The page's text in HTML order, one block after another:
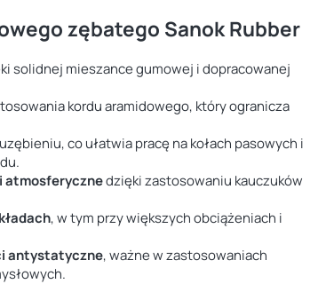
zębatego Sanok Rubber
solidnej mieszance gumowej i dopracowanej
kordu aramidowego, który ogranicza
co ułatwia pracę na kołach pasowych i
atmosferycznedzięki zastosowaniu kauczuków
, w tym przy większych obciążeniach i
antystatyczne, ważne w zastosowaniach